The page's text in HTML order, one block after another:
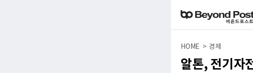
HOME > 경제
알톤, 전기자